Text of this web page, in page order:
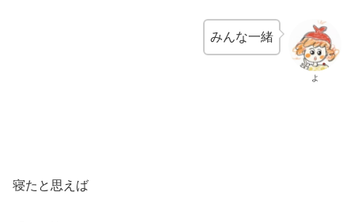
よ
みんな一緒
寝たと思えば